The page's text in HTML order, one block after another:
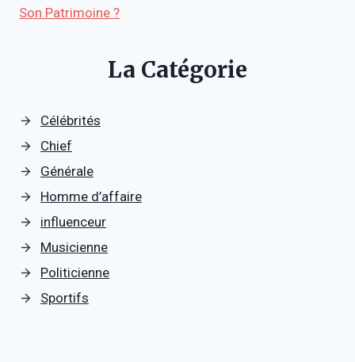
Son Patrimoine ?
La Catégorie
Célébrités
Chief
Générale
Homme d’affaire
influenceur
Musicienne
Politicienne
Sportifs